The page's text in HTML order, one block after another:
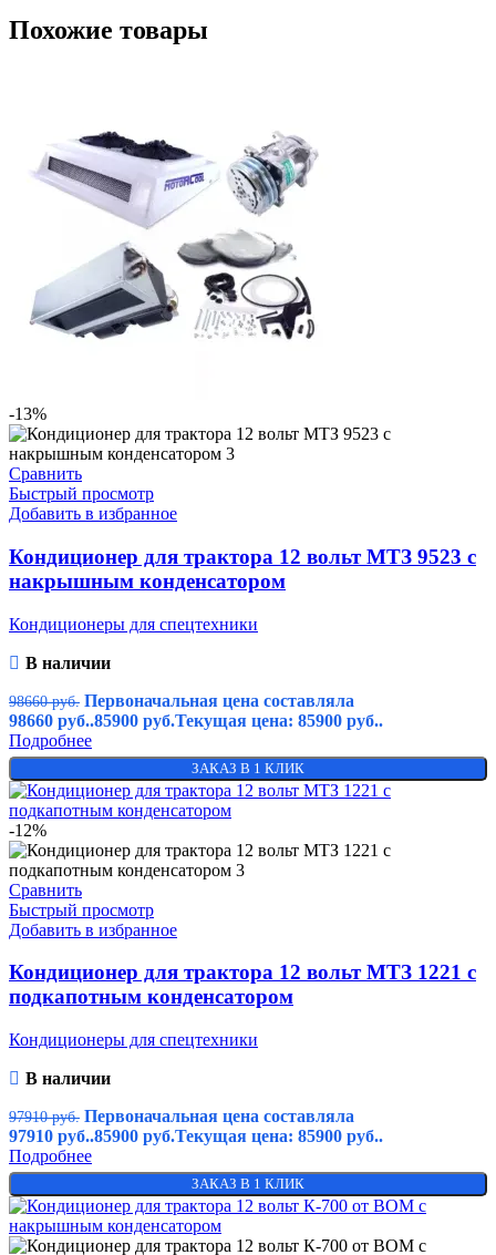
Похожие товары
-13%
Сравнить
Быстрый просмотр
Добавить в избранное
Кондиционер для трактора 12 вольт МТЗ 9523 с
накрышным конденсатором
Кондиционеры для спецтехники
В наличии
98660руб. Первоначальная цена составляла
98660 руб..85900 руб.Текущая цена: 85900 руб..
Подробнее
ЗАКАЗ В 1 КЛИК
-12%
Сравнить
Быстрый просмотр
Добавить в избранное
Кондиционер для трактора 12 вольт МТЗ 1221 c
подкапотным конденсатором
Кондиционеры для спецтехники
В наличии
97910руб. Первоначальная цена составляла
97910 руб..85900 руб.Текущая цена: 85900 руб..
Подробнее
ЗАКАЗ В 1 КЛИК